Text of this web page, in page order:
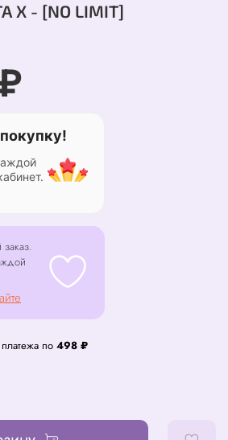
X - [NO LIMIT]
платежа по 498 ₽